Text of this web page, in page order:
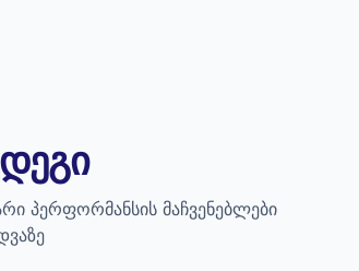
პერფორმანსის მაჩვენებლები